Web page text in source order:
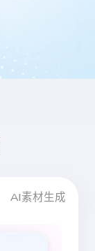
AI素材生成